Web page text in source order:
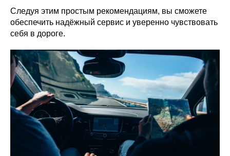
Следуя этим простым рекомендациям, вы сможете
обеспечить надёжный сервис и уверенно чувствовать
себя в дороге.